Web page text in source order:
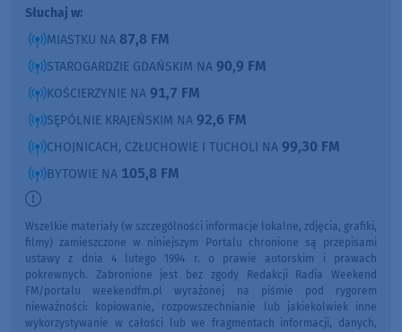
Słuchaj w:
MIASTKU NA 87,8 FM
STAROGARDZIE GDAŃSKIM NA 90,9 FM
KOŚCIERZYNIE NA 91,7 FM
SĘPÓLNIE KRAJEŃSKIM NA 92,6 FM
CHOJNICACH, CZŁUCHOWIE I TUCHOLI NA 99,30 FM
BYTOWIE NA 105,8 FM
Wszelkie materiały (w szczególności informacje lokalne, zdjęcia, grafiki,
filmy) zamieszczone w niniejszym Portalu chronione są przepisami
ustawy z dnia 4 lutego 1994 r. o prawie autorskim i prawach
pokrewnych. Zabronione jest bez zgody Redakcji Radia Weekend
FM/portalu weekendfm.pl wyrażonej na piśmie pod rygorem
nieważności: kopiowanie, rozpowszechnianie lub jakiekolwiek inne
wykorzystywanie w całości lub we fragmentach informacji, danych,